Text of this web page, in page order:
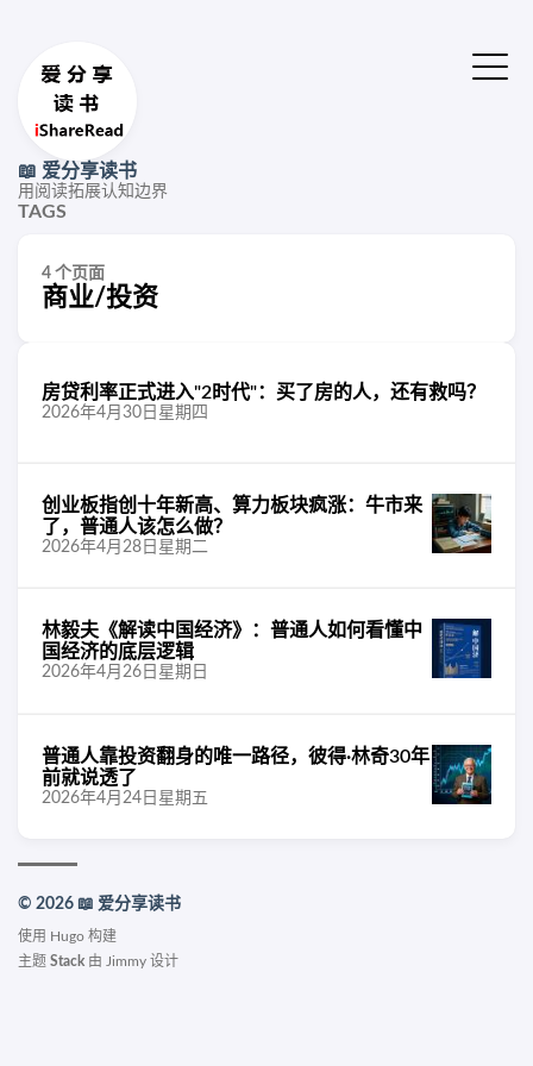
📖 爱分享读书
用阅读拓展认知边界
TAGS
4 个页面
商业/投资
房贷利率正式进入"2时代"：买了房的人，还有救吗？
2026年4月30日星期四
创业板指创十年新高、算力板块疯涨：牛市来
了，普通人该怎么做？
2026年4月28日星期二
林毅夫《解读中国经济》：普通人如何看懂中
国经济的底层逻辑
2026年4月26日星期日
普通人靠投资翻身的唯一路径，彼得·林奇30年
前就说透了
2026年4月24日星期五
© 2026 📖 爱分享读书
使用 Hugo 构建
主题 Stack 由 Jimmy 设计